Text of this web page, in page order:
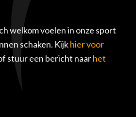
welkom voelen in onze sport
schaken. Kijkhier voor
stuur een bericht naarhet